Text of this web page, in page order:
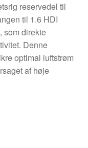
reservedel til
til 1.6 HDI
som direkte
Denne
optimal luftstrøm
af høje